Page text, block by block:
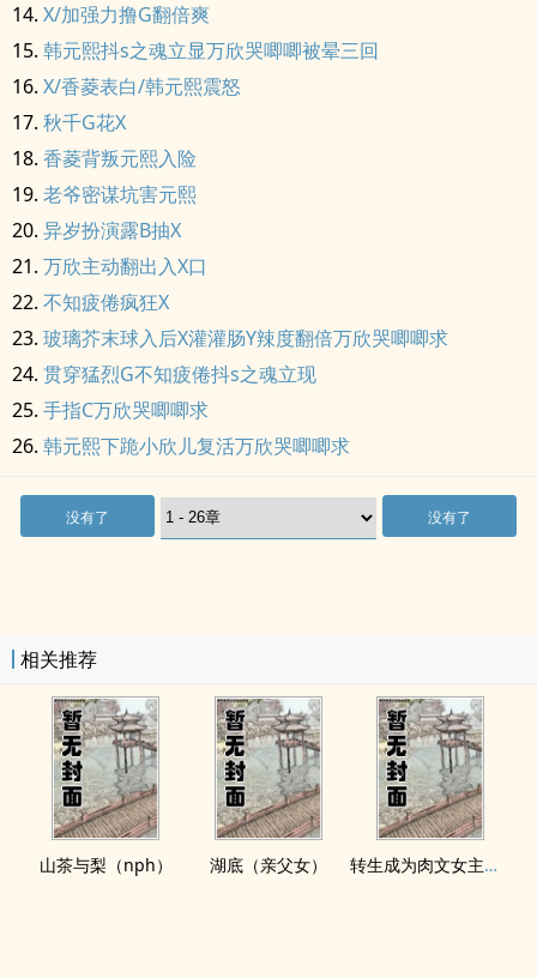
X/加强力撸G翻倍爽
韩元熙抖s之魂立显万欣哭唧唧被晕三回
X/香菱表白/韩元熙震怒
秋千G花X
香菱背叛元熙入险
老爷密谋坑害元熙
异岁扮演露B抽X
万欣主动翻出入X口
不知疲倦疯狂X
玻璃芥末球入后X灌灌肠Y辣度翻倍万欣哭唧唧求
贯穿猛烈G不知疲倦抖s之魂立现
手指C万欣哭唧唧求
韩元熙下跪小欣儿复活万欣哭唧唧求
没有了 没有了
相关推荐
山茶与梨（nph） 湖底（亲父女） 转生成为肉文女主的女儿后（星际nph）